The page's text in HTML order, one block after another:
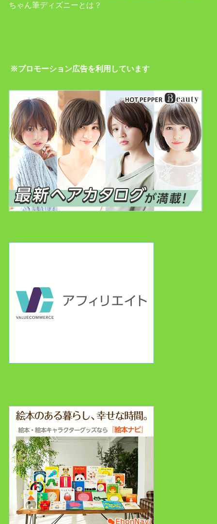
ちゃん筆ディズニーとは？
※プロモーション広告を利用しています